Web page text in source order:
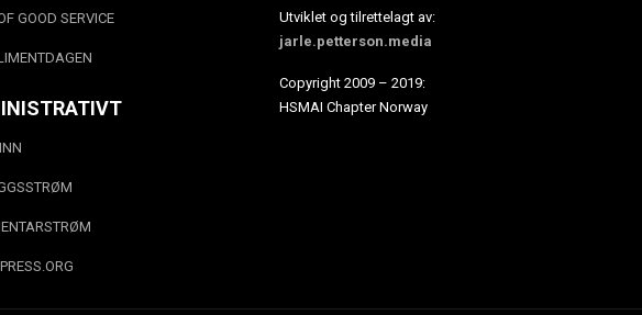
GOOD SERVICE
Utviklet og tilrettelagt av:
jarle.petterson.media
Copyright 2009 – 2019:
HSMAI Chapter Norway